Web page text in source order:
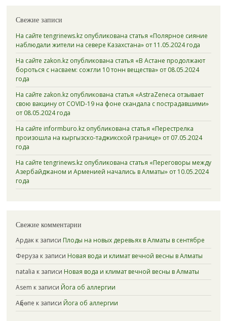
Свежие записи
На сайте tengrinews.kz опубликована статья «Полярное сияние
наблюдали жители на севере Казахстана» от 11.05.2024 года
На сайте zakon.kz опубликована статья «В Астане продолжают
бороться с насваем: сожгли 10 тонн вещества» от 08.05.2024
года
На сайте zakon.kz опубликована статья «AstraZeneca отзывает
свою вакцину от COVID-19 на фоне скандала с пострадавшими»
от 08.05.2024 года
На сайте informburo.kz опубликована статья «Перестрелка
произошла на кыргызско-таджикской границе» от 07.05.2024
года
На сайте tengrinews.kz опубликована статья «Переговоры между
Азербайджаном и Арменией начались в Алматы» от 10.05.2024
года
Свежие комментарии
Ардакк записи Плоды на новых деревьях в Алматы в сентябре
Феруза к записи Новая вода и климат вечной весны в Алматы
natalia к записи Новая вода и климат вечной весны в Алматы
Asem к записи Йога об аллергии
Ақбөпе к записи Йога об аллергии